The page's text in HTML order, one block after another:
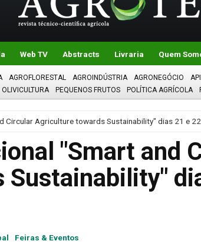
Web TV Abstracts Livraria Quem
AGROFLORESTAL AGROINDÚSTRIA AGRONEGÓCIO
OLIVICULTURA PEQUENOS FRUTOS POLÍTICA AGRÍCOLA
Circular Agriculture towards Sustainability" dias 21 e
"Smart and
Feiras & Eventos